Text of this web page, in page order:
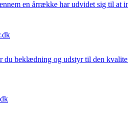
en årrække har udvidet sig til at
beklædning og udstyr til den